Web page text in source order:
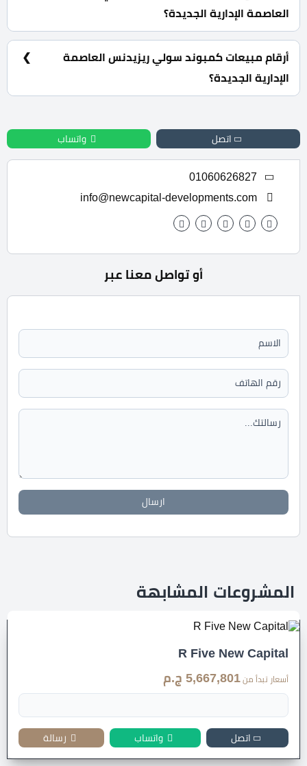
العاصمة الإدارية الجديدة؟
وبدون فوائد سنوية.
أرقام مبيعات كمبوند سولي ريزيدنس العاصمة
الإدارية الجديدة؟
اتصل واتساب
01060626827
info@newcapital-developments.com
أو تواصل معنا عبر
ارسال
المشروعات المشابهة
R Five New Capital
أسعار تبدأ من 5,667,801 ج.م
اتصل واتساب رسالة